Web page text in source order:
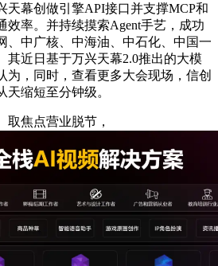
天幕创做引擎API接口并支撑MCP和
效率。并持续摸索Agent手艺，成功
、中广核、中海油、中石化、中国一
其近日基于万兴天幕2.0推出的大模
为，同时，查看更多大会现场，信创
缩短至分钟级。
焦点营业脱节，